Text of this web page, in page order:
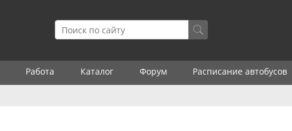
Работа Каталог Форум Расписание автобусов